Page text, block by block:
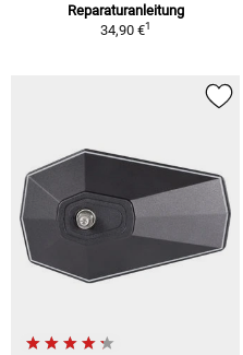
Reparaturanleitung
34,90 €1